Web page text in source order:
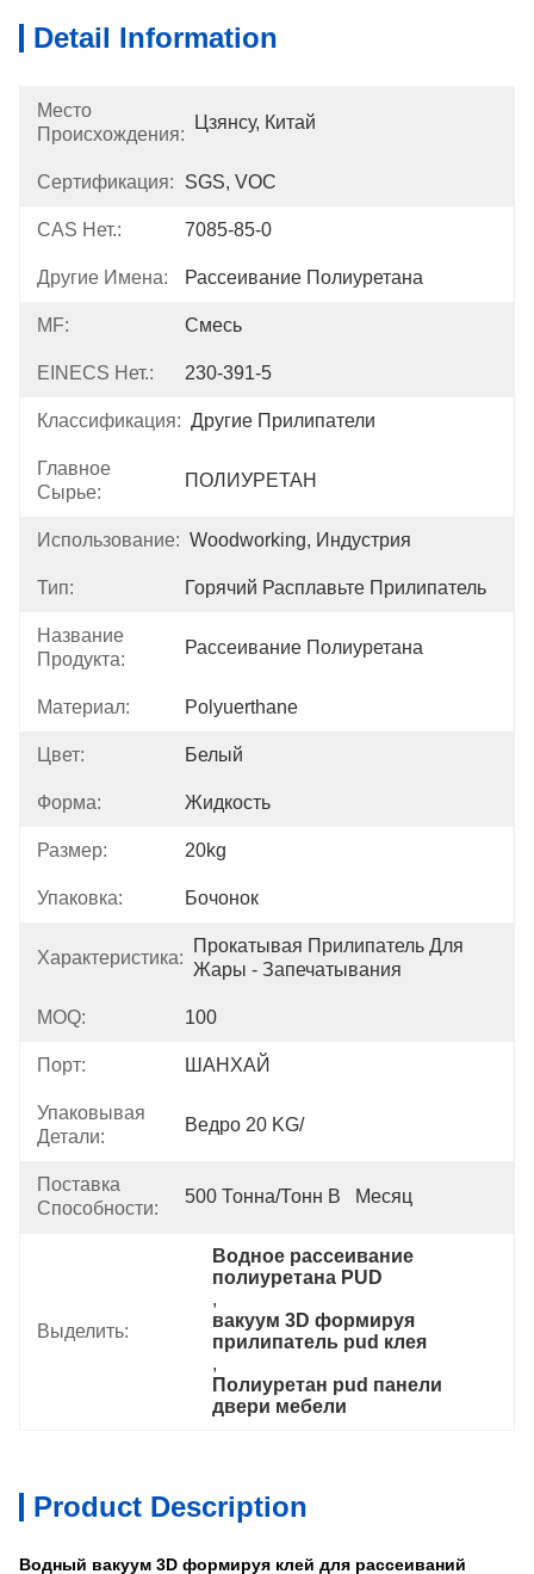
Detail Information
Место
Происхождения:
Цзянсу, Китай
Сертификация: SGS, VOC
CAS Нет.: 7085-85-0
Другие Имена: Рассеивание Полиуретана
MF: Смесь
EINECS Нет.: 230-391-5
Классификация: Другие Прилипатели
Главное
Сырье:
ПОЛИУРЕТАН
Использование: Woodworking, Индустрия
Тип: Горячий Расплавьте Прилипатель
Название
Продукта:
Рассеивание Полиуретана
Материал: Polyuerthane
Цвет: Белый
Форма: Жидкость
Размер: 20kg
Упаковка: Бочонок
Характеристика:
Прокатывая Прилипатель Для
Жары - Запечатывания
MOQ: 100
Порт: ШАНХАЙ
Упаковывая
Детали:
Ведро 20 KG/
Поставка
Способности:
500 Тонна/тонн В   Месяц
Выделить:
Водное рассеивание
полиуретана PUD
,
вакуум 3D формируя
прилипатель pud клея
,
Полиуретан pud панели
двери мебели
Product Description
Водный вакуум 3D формируя клей для рассеиваний